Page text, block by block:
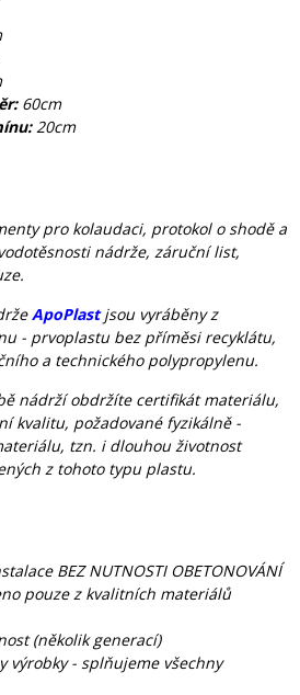
60cm
20cm
pro kolaudaci, protokol o shodě a
nádrže, záruční list,
ApoPlast jsou vyráběny z
- prvoplastu bez příměsi recyklátu,
a technického polypropylenu.
nádrží obdržíte certifikát materiálu,
kvalitu, požadované fyzikálně -
tzn. i dlouhou životnost
z tohoto typu plastu.
BEZ NUTNOSTI OBETONOVÁNÍ
pouze z kvalitních materiálů
(několik generací)
výrobky - splňujeme všechny